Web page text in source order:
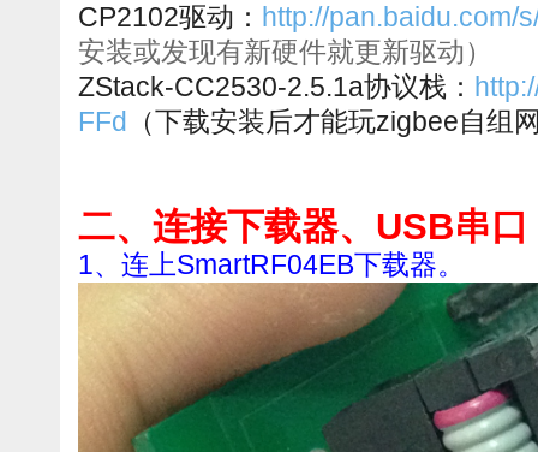
CP2102驱动： http://pan.baidu.com/
安装或发现有新硬件就更新驱动）
ZStack-CC2530-2.5.1a协议栈：
FFd
（下载安装后才能玩zigbee自组
二、连接下载器、USB串口
1、连上SmartRF04EB下载器。